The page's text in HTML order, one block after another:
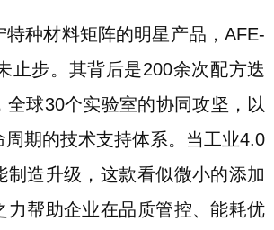
特种材料矩阵的明星产品，AFE-
止步。其背后是200余次配方迭
全球30个实验室的协同攻坚，以
周期的技术支持体系。当工业4.0
制造升级，这款看似微小的添加
力帮助企业在品质管控、能耗优